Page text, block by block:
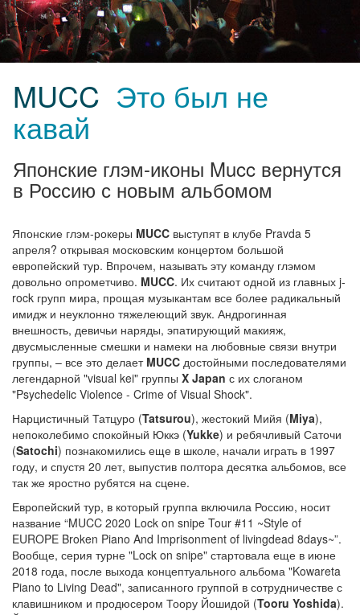
MUCC Это был не
кавай
Японские глэм-иконы Mucc вернутся
в Россию с новым альбомом
Японские глэм-рокеры MUCC выступят в клубе Pravda 5
апреля? открывая московским концертом большой
европейский тур. Впрочем, называть эту команду глэмом
довольно опрометчиво. MUCC. Их считают одной из главных j-
rock групп мира, прощая музыкантам все более радикальный
имидж и неуклонно тяжелеющий звук. Андрогинная
внешность, девичьи наряды, эпатирующий макияж,
двусмысленные смешки и намеки на любовные связи внутри
группы, – все это делает MUCC достойными последователями
легендарной "visual kei" группы X Japan с их слоганом
"Psychedelic Violence - Crime of Visual Shock".
Нарцистичный Татцуро (Tatsurou), жестокий Мийя (Miya),
непоколебимо спокойный Юккэ (Yukke) и ребячливый Саточи
(Satochi) познакомились еще в школе, начали играть в 1997
году, и спустя 20 лет, выпустив полтора десятка альбомов, все
так же яростно рубятся на сцене.
Европейский тур, в который группа включила Россию, носит
название “MUCC 2020 Lock on snipe Tour #11 ~Style of
EUROPE Broken Piano And Imprisonment of livingdead 8days~”.
Вообще, серия турне "Lock on snipe" стартовала еще в июне
2018 года, после выхода концептуального альбома "Kowareta
Piano to Living Dead", записанного группой в сотрудничестве с
клавишником и продюсером Тоору Йошидой (Tooru Yoshida).